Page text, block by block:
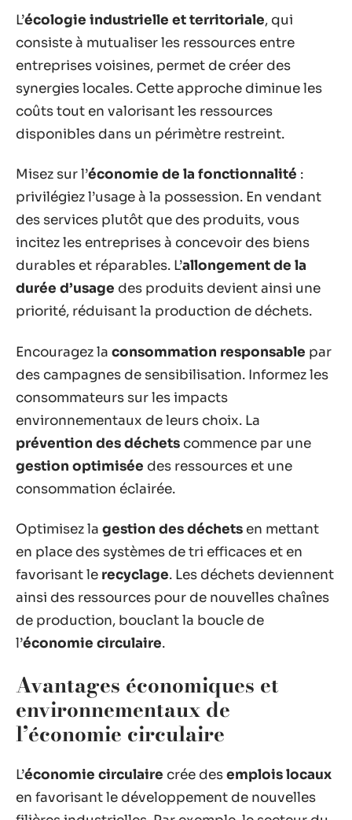
L’écologie industrielle et territoriale, qui
consiste à mutualiser les ressources entre
entreprises voisines, permet de créer des
synergies locales. Cette approche diminue les
coûts tout en valorisant les ressources
disponibles dans un périmètre restreint.
Misez sur l’économie de la fonctionnalité :
privilégiez l’usage à la possession. En vendant
des services plutôt que des produits, vous
incitez les entreprises à concevoir des biens
durables et réparables. L’allongement de la
durée d’usage des produits devient ainsi une
priorité, réduisant la production de déchets.
Encouragez la consommation responsable par
des campagnes de sensibilisation. Informez les
consommateurs sur les impacts
environnementaux de leurs choix. La
prévention des déchets commence par une
gestion optimisée des ressources et une
consommation éclairée.
Optimisez la gestion des déchets en mettant
en place des systèmes de tri efficaces et en
favorisant le recyclage. Les déchets deviennent
ainsi des ressources pour de nouvelles chaînes
de production, bouclant la boucle de
l’économie circulaire.
Avantages économiques et
environnementaux de
l’économie circulaire
L’économie circulaire crée desemplois locaux
en favorisant le développement de nouvelles